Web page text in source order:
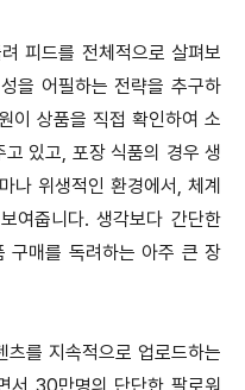
피드를 전체적으로 살펴보
을 어필하는 전략을 추구하
이 상품을 직접 확인하여 소
있고, 포장 식품의 경우 생
나 위생적인 환경에서, 체계
여줍니다. 생각보다 간단한
구매를 독려하는 아주 큰 장
를 지속적으로 업로드하는